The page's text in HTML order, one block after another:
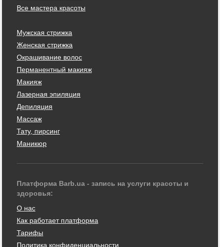
Все мастера красоты
Мужская стрижка
Женская стрижка
Окрашивание волос
Перманентный макияж
Макияж
Лазерная эпиляция
Депиляция
Массаж
Тату, пирсинг
Маникюр
Платформа Barb.ua - запись на услуги красоты и
здоровья:
О нас
Как работает платформа
Тарифы
Политика конфиденциальности